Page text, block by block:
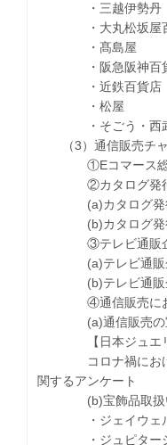
・三越伊勢丹
・大丸松坂屋
・髙島屋
・阪急阪神百
・近鉄百貨店
・松屋
・そごう・西
（3）通信販売チ
①Eコマース総市
②カタログ発行
(a)カタログ発行
(b)カタログ発行
③テレビ通販企
(a)テレビ通販企
(b)テレビ通販企
④通信販売にお
(a)通信販売の宝
【日本ジュエリ
コロナ禍における
関するアンケート
(b)宝飾品取扱い
・ジェイウェ
・ジュピターシ